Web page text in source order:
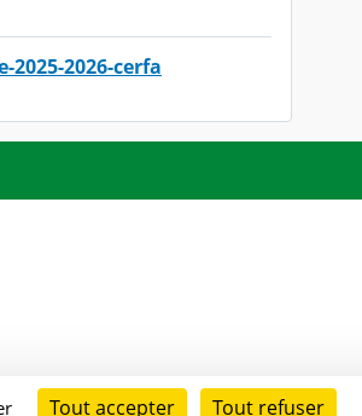
2026-cerfa
Tout accepter Tout refuser